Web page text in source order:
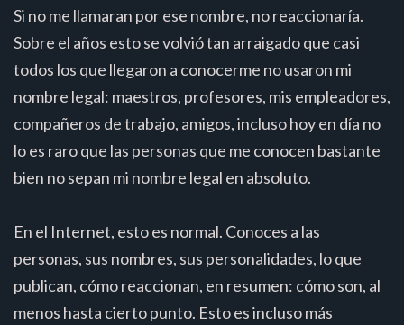
Si no me llamaran por ese nombre, no reaccionaría.
Sobre el años esto se volvió tan arraigado que casi
todos los que llegaron a conocerme no usaron mi
nombre legal: maestros, profesores, mis empleadores,
compañeros de trabajo, amigos, incluso hoy en día no
lo es raro que las personas que me conocen bastante
bien no sepan mi nombre legal en absoluto.
En el Internet, esto es normal. Conoces a las
personas, sus nombres, sus personalidades, lo que
publican, cómo reaccionan, en resumen: cómo son, al
menos hasta cierto punto. Esto es incluso más